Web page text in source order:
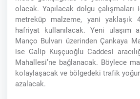
olacak. Yapılacak dolgu
metreküp malzeme, yani
hafriyat kullanılacak. Yeni ulaşım
Manço Bulvarı üzerinden Çankaya
ise Galip Kuşçuoğlu Caddesi
Mahallesi’ne bağlanacak. Böylece
kolaylaşacak ve bölgedeki trafik
azalacak.